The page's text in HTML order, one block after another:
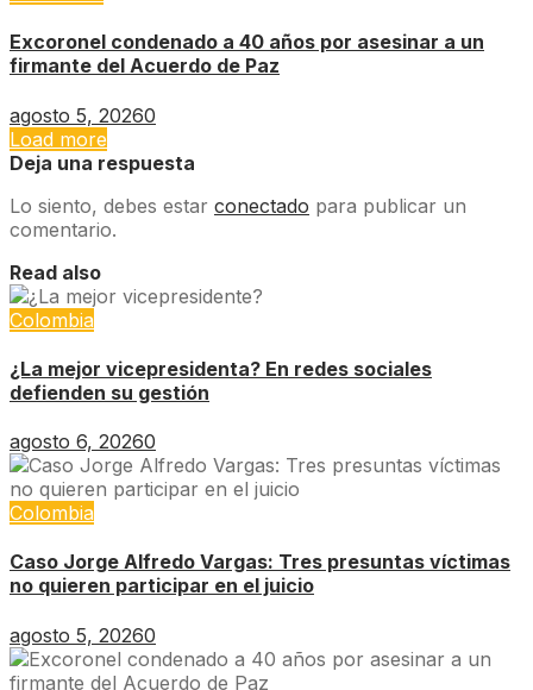
Excoronel condenado a 40 años por asesinar a un
firmante del Acuerdo de Paz
agosto 5, 20260
Load more
Deja una respuesta
Lo siento, debes estar conectado para publicar un
comentario.
Read also
Colombia
¿La mejor vicepresidenta? En redes sociales
defienden su gestión
agosto 6, 20260
Colombia
Caso Jorge Alfredo Vargas: Tres presuntas víctimas
no quieren participar en el juicio
agosto 5, 20260